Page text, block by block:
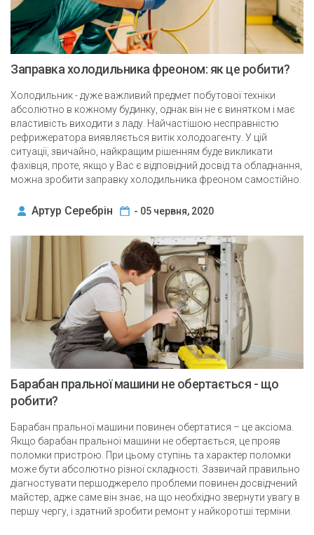
Заправка холодильника фреоном: як це робити?
Холодильник - дуже важливий предмет побутової техніки
абсолютно в кожному будинку, однак він не є винятком і має
властивість виходити з ладу. Найчастішою несправністю
рефрижератора виявляється витік холодоагенту. У цій
ситуації, звичайно, найкращим рішенням буде викликати
фахівця, проте, якщо у Вас є відповідний досвід та обладнання,
можна зробити заправку холодильника фреоном самостійно.
Артур Серебрін - 05 червня, 2020
Барабан пральної машини не обертається - що
робити?
Барабан пральної машини повинен обертатися – це аксіома.
Якщо барабан пральної машини не обертається, це прояв
поломки пристрою. При цьому ступінь та характер поломки
може бути абсолютно різної складності. Зазвичай правильно
діагностувати першоджерело проблеми повинен досвідчений
майстер, адже саме він знає, на що необхідно звернути увагу в
першу чергу, і здатний зробити ремонт у найкоротші терміни.